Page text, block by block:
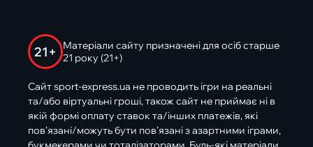
21+
Матеріали сайту призначені для осіб старше
21 року (21+)
Сайт sport-express.ua не проводить ігри на реальні
та/або віртуальні гроші, також сайт не приймає ні в
якій формі оплату ставок та/інших платежів, які
пов’язані/можуть бути пов’язані з азартними іграми,